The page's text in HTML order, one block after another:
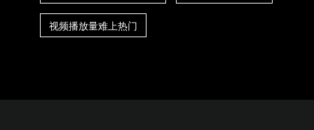
视频播放量难上热门